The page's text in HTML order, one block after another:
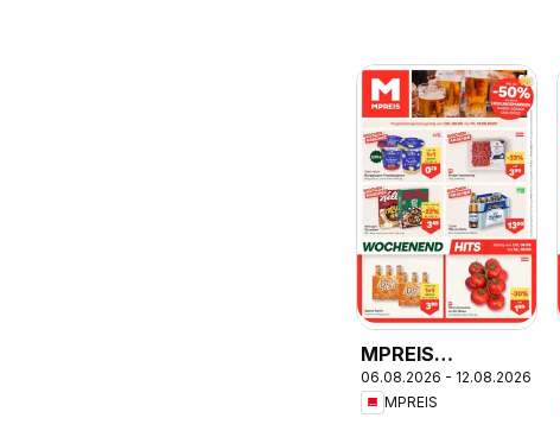
MPREIS
Altenmarkt im
Pongau
06.08.2026 - 12.08.2026
MPREIS